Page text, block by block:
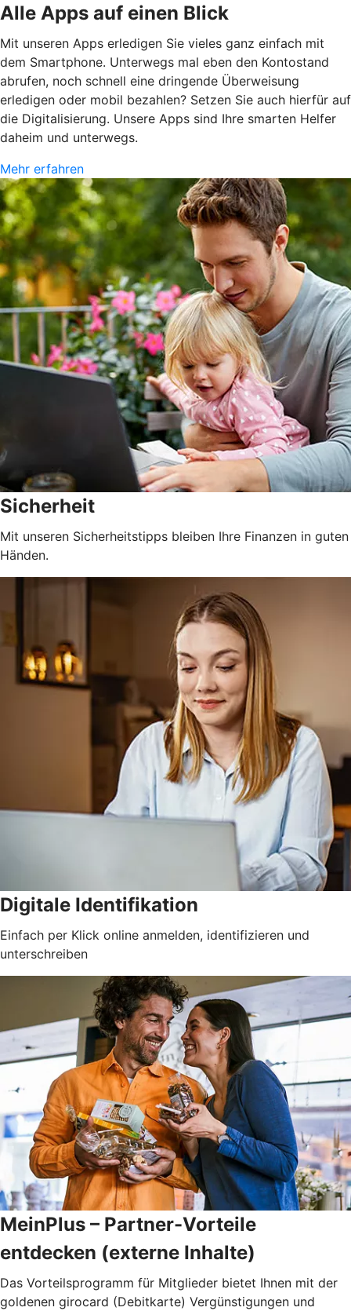
Alle Apps auf einen Blick
Mit unseren Apps erledigen Sie vieles ganz einfach mit
dem Smartphone. Unterwegs mal eben den Kontostand
abrufen, noch schnell eine dringende Überweisung
erledigen oder mobil bezahlen? Setzen Sie auch hierfür auf
die Digitalisierung. Unsere Apps sind Ihre smarten Helfer
daheim und unterwegs.
Mehr erfahren
Sicherheit
Mit unseren Sicherheitstipps bleiben Ihre Finanzen in guten
Händen.
Digitale Identifikation
Einfach per Klick online anmelden, identifizieren und
unterschreiben
MeinPlus – Partner-Vorteile
entdecken (externe Inhalte)
Das Vorteilsprogramm für Mitglieder bietet Ihnen mit der
goldenen girocard (Debitkarte) Vergünstigungen und